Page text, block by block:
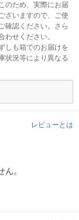
のため、実際にお届
ざいますので、ご使
確認ください。さら
せください。
しも箱でのお届けを
状況等により異なる
レビューとは
。